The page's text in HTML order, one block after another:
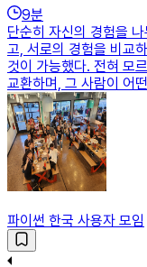
9분
단순히 자신의 경험을
고, 서로의 경험을 비교
것이 가능했다. 전혀 모
교환하며, 그 사람이 어
파이썬 한국 사용자 모임